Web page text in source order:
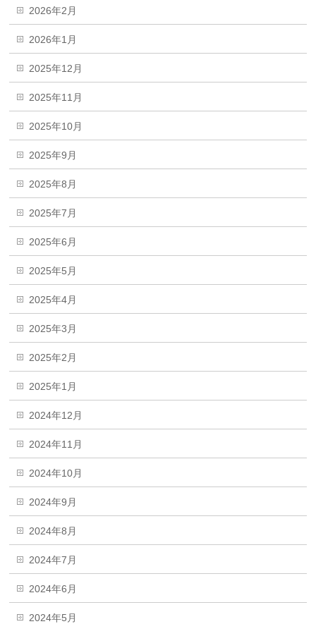
2026年2月
2026年1月
2025年12月
2025年11月
2025年10月
2025年9月
2025年8月
2025年7月
2025年6月
2025年5月
2025年4月
2025年3月
2025年2月
2025年1月
2024年12月
2024年11月
2024年10月
2024年9月
2024年8月
2024年7月
2024年6月
2024年5月